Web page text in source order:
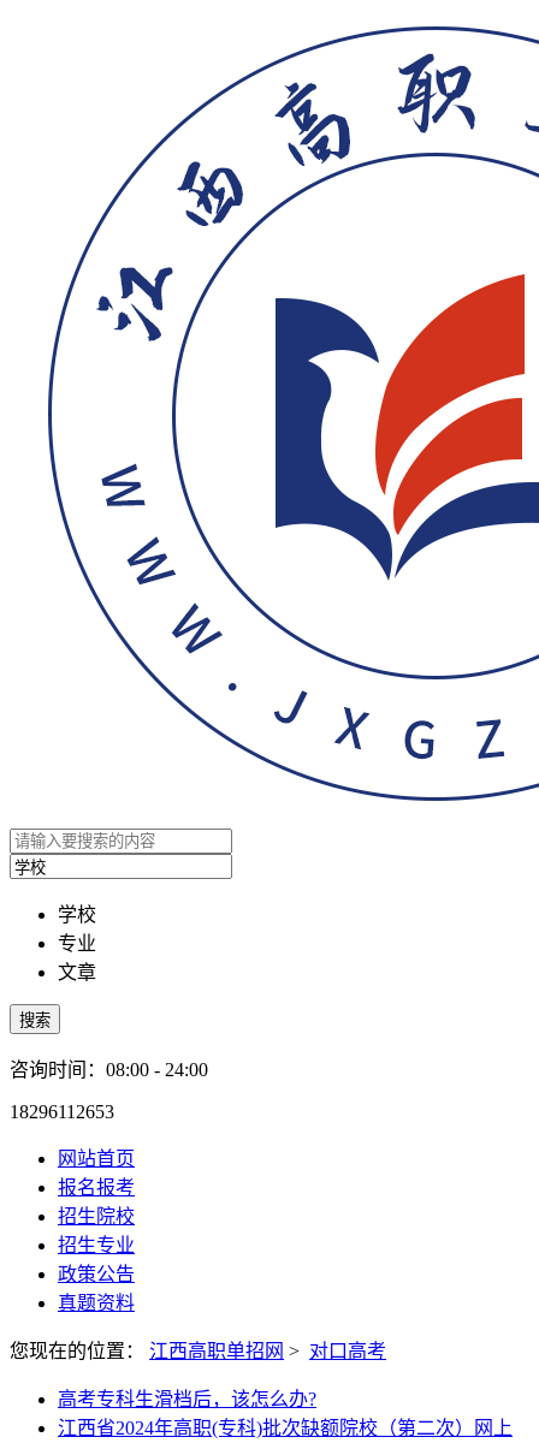
学校
专业
文章
搜索
咨询时间：08:00 - 24:00
18296112653
网站首页
报名报考
招生院校
招生专业
政策公告
真题资料
您现在的位置： 江西高职单招网 > 对口高考
高考专科生滑档后，该怎么办?
江西省2024年高职(专科)批次缺额院校（第二次）网上